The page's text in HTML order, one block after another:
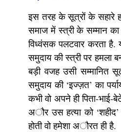
इस तरह के सूत्रों के सहारे
समाज में स्त्री के सम्मान का
विध्वंसक पलटवार करता
समुदाय की स्त्री पर हमला
बड़ी वजह उसी सम्मानित
समुदाय की ‘इज्ज़त’ का
कभी वो अपने ही पिता-
अौर उस हत्या को
होती वो हमेशा अौरत ही है.